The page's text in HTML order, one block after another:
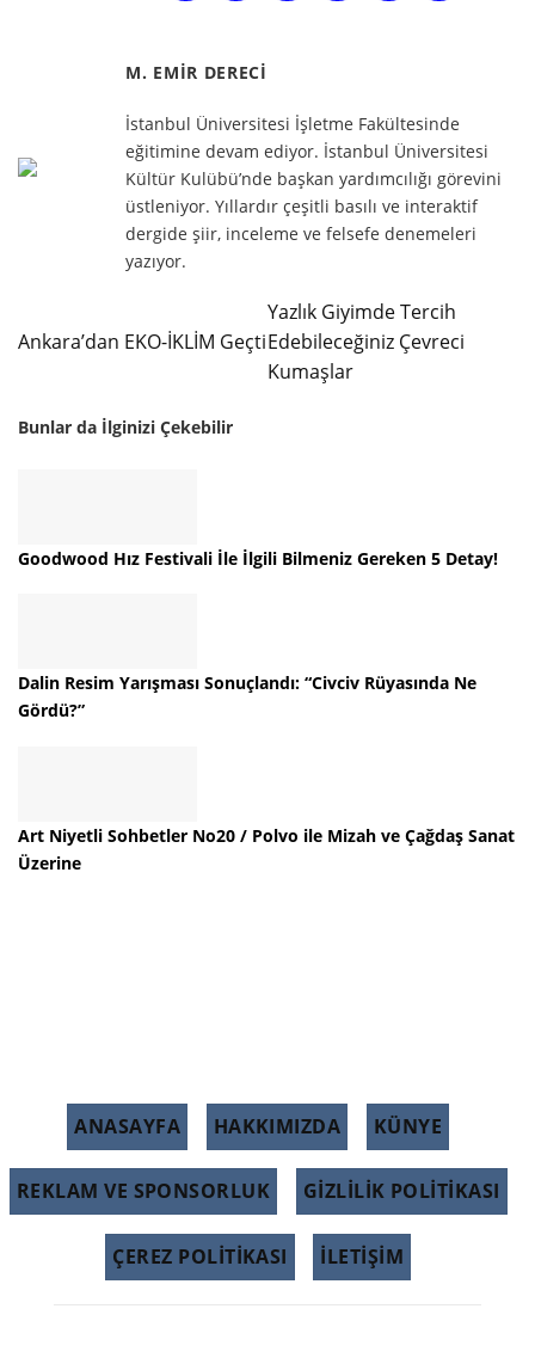
M. EMIR DERECI
İstanbul Üniversitesi İşletme Fakültesinde
eğitimine devam ediyor. İstanbul Üniversitesi
Kültür Kulübü’nde başkan yardımcılığı görevini
üstleniyor. Yıllardır çeşitli basılı ve interaktif
dergide şiir, inceleme ve felsefe denemeleri
yazıyor.
Ankara’dan EKO-İKLİM Geçti
Yazlık Giyimde Tercih
Edebileceğiniz Çevreci
Kumaşlar
Bunlar da İlginizi Çekebilir
Goodwood Hız Festivali İle İlgili Bilmeniz Gereken 5 Detay!
Dalin Resim Yarışması Sonuçlandı: “Civciv Rüyasında Ne
Gördü?”
Art Niyetli Sohbetler No20 / Polvo ile Mizah ve Çağdaş Sanat
Üzerine
ANASAYFA HAKKIMIZDA KÜNYE
REKLAM VE SPONSORLUK GIZLILIK POLITIKASI
ÇEREZ POLITIKASI İLETİŞİM